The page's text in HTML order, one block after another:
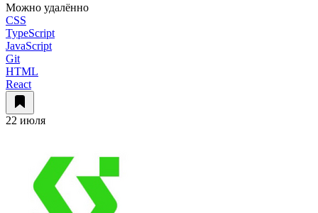
Можно удалённо
CSS
TypeScript
JavaScript
Git
HTML
React
22 июля